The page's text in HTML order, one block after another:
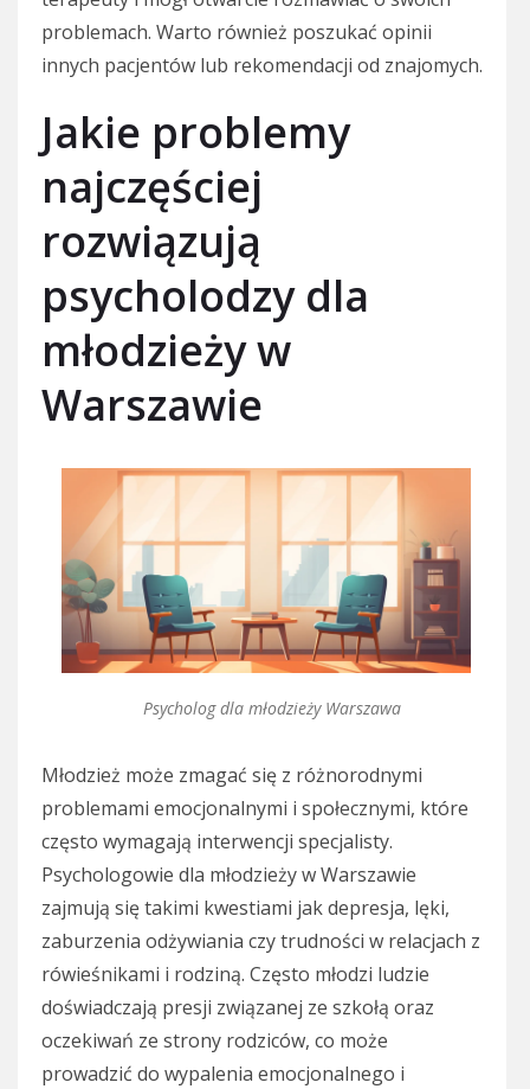
problemach. Warto również poszukać opinii
innych pacjentów lub rekomendacji od znajomych.
Jakie problemy
najczęściej
rozwiązują
psycholodzy dla
młodzieży w
Warszawie
Psycholog dla młodzieży Warszawa
Młodzież może zmagać się z różnorodnymi
problemami emocjonalnymi i społecznymi, które
często wymagają interwencji specjalisty.
Psychologowie dla młodzieży w Warszawie
zajmują się takimi kwestiami jak depresja, lęki,
zaburzenia odżywiania czy trudności w relacjach z
rówieśnikami i rodziną. Często młodzi ludzie
doświadczają presji związanej ze szkołą oraz
oczekiwań ze strony rodziców, co może
prowadzić do wypalenia emocjonalnego i